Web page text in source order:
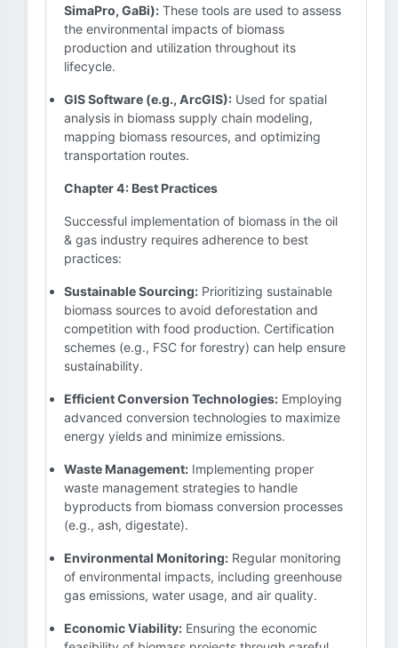
SimaPro, GaBi): These tools are used to assess
the environmental impacts of biomass
production and utilization throughout its
lifecycle.
GIS Software (e.g., ArcGIS): Used for spatial
analysis in biomass supply chain modeling,
mapping biomass resources, and optimizing
transportation routes.
Chapter 4: Best Practices
Successful implementation of biomass in the oil
& gas industry requires adherence to best
practices:
Sustainable Sourcing: Prioritizing sustainable
biomass sources to avoid deforestation and
competition with food production. Certification
schemes (e.g., FSC for forestry) can help ensure
sustainability.
Efficient Conversion Technologies: Employing
advanced conversion technologies to maximize
energy yields and minimize emissions.
Waste Management: Implementing proper
waste management strategies to handle
byproducts from biomass conversion processes
(e.g., ash, digestate).
Environmental Monitoring: Regular monitoring
of environmental impacts, including greenhouse
gas emissions, water usage, and air quality.
Economic Viability: Ensuring the economic